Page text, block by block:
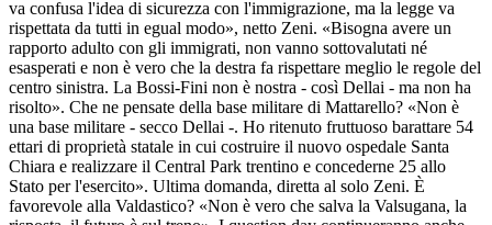
va confusa l'idea di sicurezza con l'immigrazione, ma la legge va
rispettata da tutti in egual modo», netto Zeni. «Bisogna avere un
rapporto adulto con gli immigrati, non vanno sottovalutati né
esasperati e non è vero che la destra fa rispettare meglio le regole del
centro sinistra. La Bossi-Fini non è nostra - così Dellai - ma non ha
risolto». Che ne pensate della base militare di Mattarello? «Non è
una base militare - secco Dellai -. Ho ritenuto fruttuoso barattare 54
ettari di proprietà statale in cui costruire il nuovo ospedale Santa
Chiara e realizzare il Central Park trentino e concederne 25 allo
Stato per l'esercito». Ultima domanda, diretta al solo Zeni. È
favorevole alla Valdastico? «Non è vero che salva la Valsugana, la